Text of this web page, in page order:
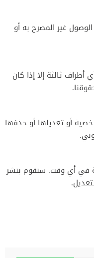
غير المصرح به أو
ثالثة إلا إذا كان
أو تعديلها أو حذفها
في أي وقت. سنقوم بنشر